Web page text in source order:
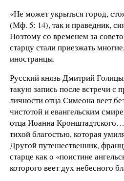
«Не может укрыться город,
(Мф. 5: 14), так и праведник,
Поэтому со временем за
старцу стали приезжать
иностранцы.
Русский князь Дмитрий
такую запись после встречи с
личности отца Симеона веет
чистотой и евангельским
отца Иоанна
тихой благостью, которая
Другой путешественник,
старце как о «поистине
которого веет дух небесного